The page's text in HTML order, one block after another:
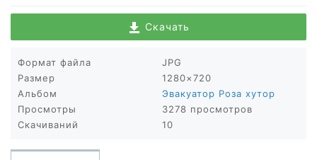
Скачать
Формат файла
JPG
Размер
1280×720
Альбом
Эвакуатор Роза хутор
Просмотры
3278 просмотров
Скачиваний
10